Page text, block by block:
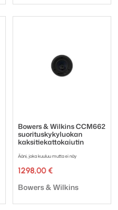
Bowers & Wilkins CCM662
suorituskykyluokan
kaksitiekattokaiutin
Ääni, joka kuuluu mutta ei näy
1298,00 €
Tuotemerkki:
Bowers & Wilkins